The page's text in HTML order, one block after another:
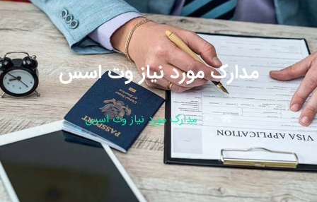
مدارک مورد نیاز وت اسس
مدارک مورد نیاز وت اسس